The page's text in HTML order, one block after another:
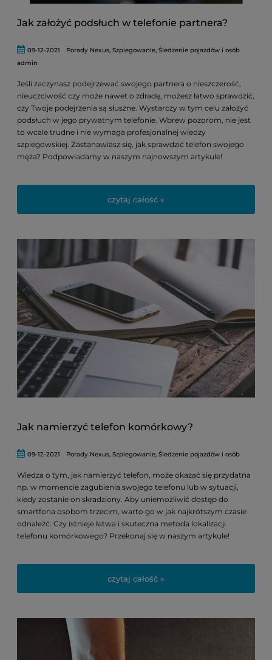
Jak założyć podsłuch w telefonie partnera?
09-12-2021 Porady Nexus,Szpiegowanie,Śledzenie pojazdów i osób
admin
Jeśli zaczynasz podejrzewać swojego partnera o nieszczerość,
nieuczciwość czy może nawet o zdradę, możesz łatwo sprawdzić,
czy Twoje podejrzenia są słuszne. Wystarczy w tym celu założyć
podsłuch w jego prywatnym telefonie. Wbrew pozorom, nie jest
to wcale trudne i nie wymaga profesjonalnej wiedzy
szpiegowskiej. Zastanawiasz się, jak sprawdzić telefon swojego
męża? Podpowiadamy w naszym najnowszym artykule!
czytaj całość »
Jak namierzyć telefon komórkowy?
09-12-2021 Porady Nexus,Szpiegowanie,Śledzenie pojazdów i osób
Wiedza o tym, jak namierzyć telefon, może okazać się przydatna
np. w momencie zagubienia swojego telefonu lub w sytuacji,
kiedy zostanie on skradziony. Aby uniemożliwić dostęp do
smartfona osobom trzecim, warto go w jak najkrótszym czasie
odnaleźć. Czy istnieje łatwa i skuteczna metoda lokalizacji
telefonu komórkowego? Przekonaj się w naszym artykule!
czytaj całość »